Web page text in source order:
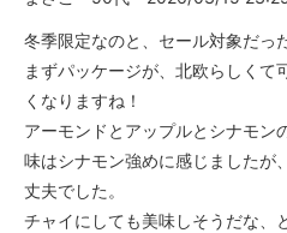
冬季限定なのと、セール対象だっ
まずパッケージが、北欧らしくて
くなりますね！
アーモンドとアップルとシナモン
味はシナモン強めに感じましたが
丈夫でした。
チャイにしても美味しそうだな、